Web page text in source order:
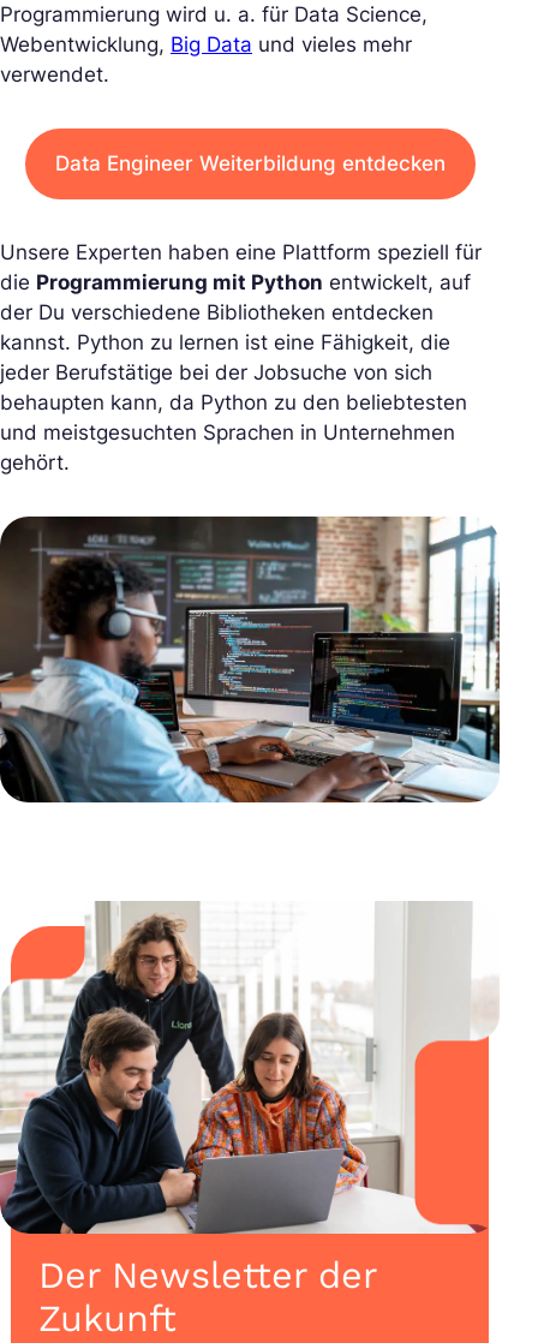
Programmierung wird u. a. für Data Science,
Webentwicklung, Big Data und vieles mehr
verwendet.
Data Engineer Weiterbildung entdecken
Unsere Experten haben eine Plattform speziell für
die Programmierung mit Python entwickelt, auf
der Du verschiedene Bibliotheken entdecken
kannst. Python zu lernen ist eine Fähigkeit, die
jeder Berufstätige bei der Jobsuche von sich
behaupten kann, da Python zu den beliebtesten
und meistgesuchten Sprachen in Unternehmen
gehört.
Der Newsletter der
Zukunft